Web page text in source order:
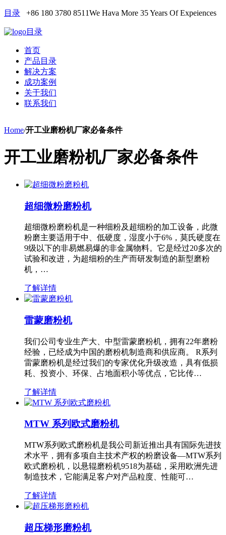
目录 +86 180 3780 8511We Hava More 35 Years Of Expeiences
目录
首页
产品目录
解决方案
成功案例
关于我们
联系我们
Home/开工业磨粉机厂家必备条件
开工业磨粉机厂家必备条件
超细微粉磨粉机
超细微粉磨粉机是一种细粉及超细粉的加工设备，此微
粉磨主要适用于中、低硬度，湿度小于6%，莫氏硬度在
9级以下的非易燃易爆的非金属物料。它是经过20多次的
试验和改进，为超细粉的生产而研发制造的新型磨粉
机，…
了解详情
雷蒙磨粉机
我们公司专业生产大、中型雷蒙磨粉机，拥有22年磨粉
经验，已经成为中国的磨粉机制造商和供应商。 R系列
雷蒙磨粉机是经过我们的专家优化升级改造，具有低损
耗、投资小、环保、占地面积小等优点，它比传…
了解详情
MTW 系列欧式磨粉机
MTW系列欧式磨粉机是我公司新近推出具有国际先进技
术水平，拥有多项自主技术产权的粉磨设备—MTW系列
欧式磨粉机，以悬辊磨粉机9518为基础，采用欧洲先进
制造技术，它能满足客户对产品粒度、性能可…
了解详情
超压梯形磨粉机